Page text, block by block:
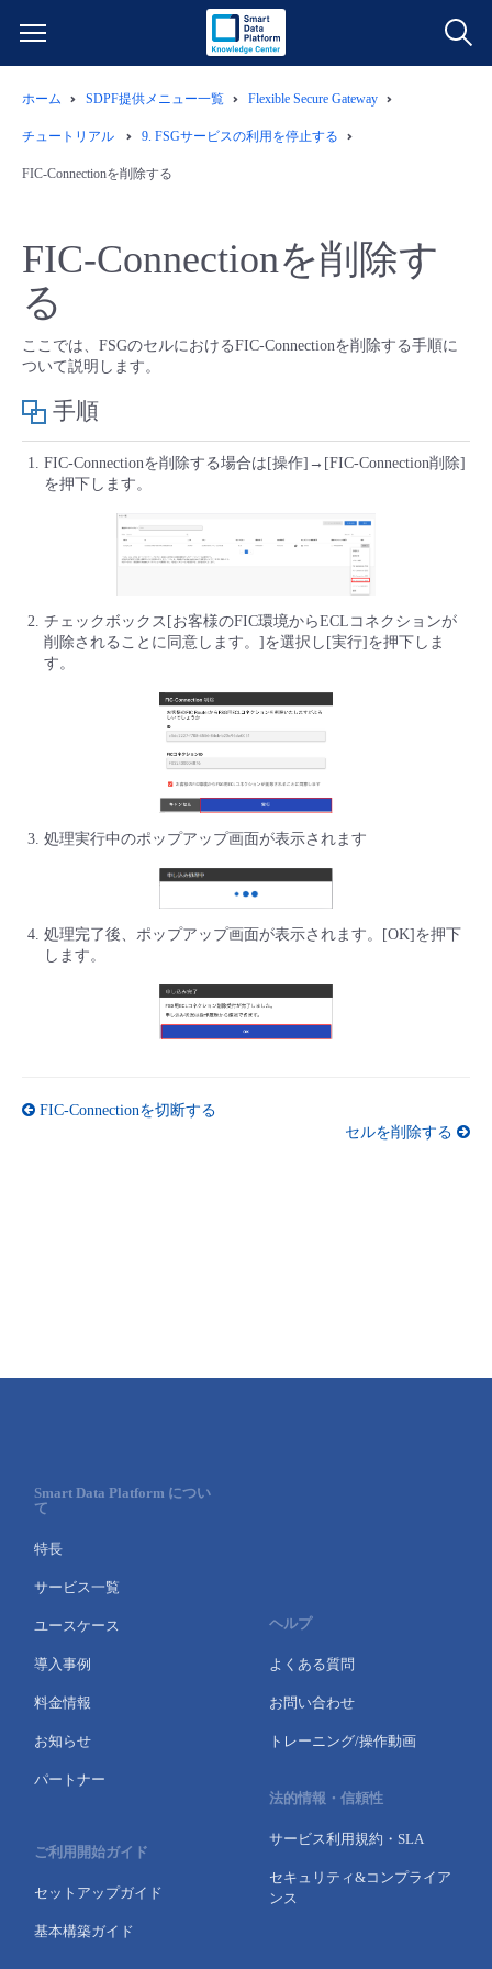
サービス一覧
データ利活用
IoT
モニタリング/監査
サポート
管理機能
すべてのメニューを見る
よくある質問
ネットワーク
IoT
モニタリング/監査
サポート
管理機能
データ利活用
クラウド/サーバー
ネットワーク
モニタリング/監査
すべてのメニューを見る
ご利用開始ガイド
■ 管理機能
- 管理機能
- 新規お申し込み方法
- 初期設定・確認
- APIリファレンス
■ 基本構築ガイド
- クラウド / サーバー
- Flexible InterConnect
ユースケース
- バックアップ
- セキュリティ・監査
- データと分析
- マルチクラウド利用
- リモートワーク
- ITインフラストラクチャー
サービス稼働状況
故障/メンテナンス履歴
メンテナンス予定
パートナー
販売パートナー向けプログラム
脱炭素化
ホーム SDPF提供メニュー一覧 Flexible Secure Gateway
チュートリアル 9. FSGサービスの利用を停止する
FIC-Connectionを削除する
FIC-Connectionを削除す
る
ここでは、FSGのセルにおけるFIC-Connectionを削除する手順に
ついて説明します。
手順
FIC-Connectionを削除する場合は[操作]→[FIC-Connection削除]
を押下します。
チェックボックス[お客様のFIC環境からECLコネクションが
削除されることに同意します。]を選択し[実行]を押下しま
す。
処理実行中のポップアップ画面が表示されます
処理完了後、ポップアップ画面が表示されます。[OK]を押下
します。
FIC-Connectionを切断する
セルを削除する
Smart Data Platform につい
て
特長
サービス一覧
ユースケース
導入事例
料金情報
お知らせ
パートナー
ご利用開始ガイド
セットアップガイド
基本構築ガイド
ヘルプ
よくある質問
お問い合わせ
トレーニング/操作動画
法的情報・信頼性
サービス利用規約・SLA
セキュリティ&コンプライア
ンス